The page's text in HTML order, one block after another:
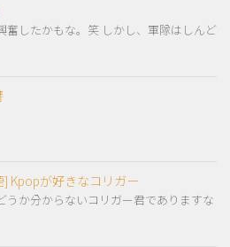
奮したかもな。笑 しかし、軍隊はしんど
Kpopが好きなコリガー
うか分からないコリガー君でありますな